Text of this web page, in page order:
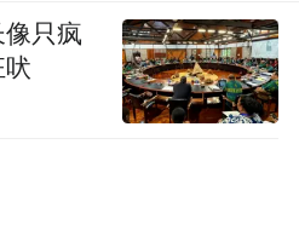
只疯
吠